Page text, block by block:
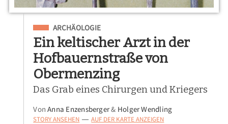
Eingeordnet unter
ARCHÄOLOGIE
Ein keltischer Arzt in der
Hofbauernstraße von
Obermenzing
Das Grab eines Chirurgen und Kriegers
VonAnna Enzensberger& Holger Wendling
STORY ANSEHEN — AUF DER KARTE ANZEIGEN